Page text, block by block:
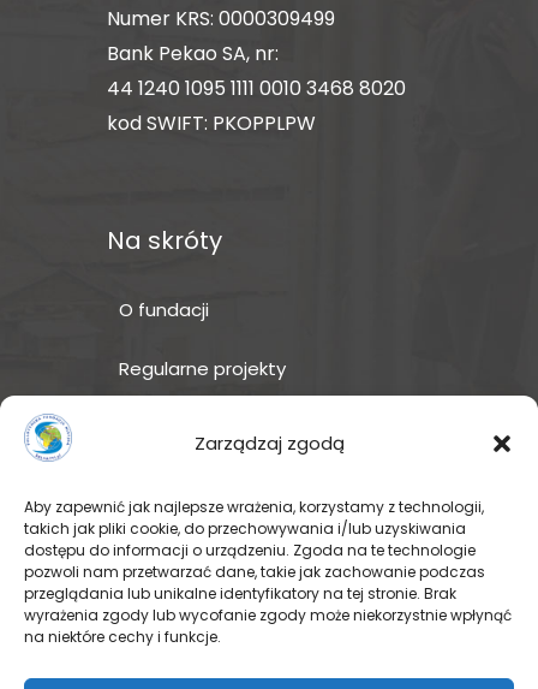
Zarządzaj zgodą
Aby zapewnić jak najlepsze wrażenia, korzystamy z technologii,
takich jak pliki cookie, do przechowywania i/lub uzyskiwania
dostępu do informacji o urządzeniu. Zgoda na te technologie
pozwoli nam przetwarzać dane, takie jak zachowanie podczas
przeglądania lub unikalne identyfikatory na tej stronie. Brak
wyrażenia zgody lub wycofanie zgody może niekorzystnie wpłynąć
na niektóre cechy i funkcje.
Numer KRS: 0000309499
Bank Pekao SA, nr:
44 1240 1095 1111 0010 3468 8020
kod SWIFT: PKOPPLPW
Na skróty
O fundacji
Regularne projekty
Wspomóż teraz – przekaż
darowiznę